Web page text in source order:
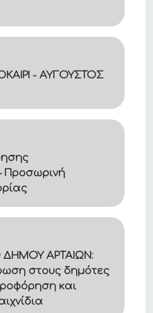
- ΑΥΓΟΥΣΤΟΣ
Προσωρινή
ΔΗΜΟΥ ΑΡΤΑΙΩΝ:
στους δημότες
και